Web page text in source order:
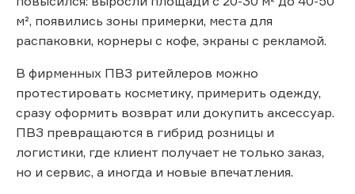
м², появились зоны примерки, места для
распаковки, корнеры с кофе, экраны с рекламой.
В фирменных ПВЗ ритейлеров можно
протестировать косметику, примерить одежду,
сразу оформить возврат или докупить аксессуар.
ПВЗ превращаются в гибрид розницы и
логистики, где клиент получает не только заказ,
но и сервис, а иногда и новые впечатления.